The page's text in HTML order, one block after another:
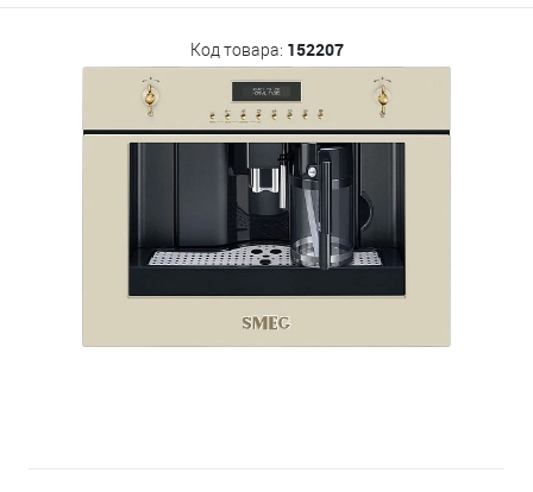
Код товара: 152207